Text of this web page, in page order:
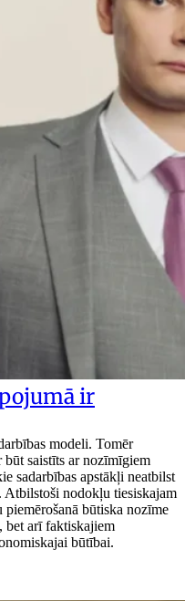
ir
modeli. Tomēr
būt saistīts ar nozīmīgiem
sadarbības apstākļi neatbilst
nodokļu tiesiskajam
būtiska nozīme
bet arī faktiskajiem
būtībai.